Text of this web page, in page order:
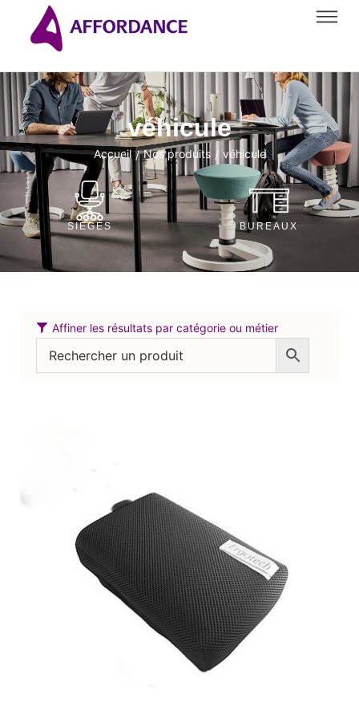
véhicule
Accueil / Nos produits / véhicule
SIÈGES BUREAUX
Affiner les résultats par catégorie ou métier